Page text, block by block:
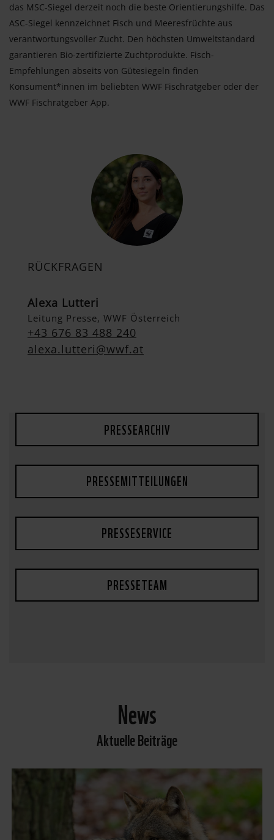
das MSC-Siegel derzeit noch die beste Orientierungshilfe. Das
ASC-Siegel kennzeichnet Fisch und Meeresfrüchte aus
verantwortungsvoller Zucht. Den höchsten Umweltstandard
garantieren Bio-zertifizierte Zuchtprodukte. Fisch-
Empfehlungen abseits von Gütesiegeln finden
Konsument*innen im beliebten WWF Fischratgeber oder der
WWF Fischratgeber App.
RÜCKFRAGEN
Alexa Lutteri
Leitung Presse, WWF Österreich
+43 676 83 488 240
alexa.lutteri@wwf.at
PRESSEARCHIV
PRESSEMITTEILUNGEN
PRESSESERVICE
PRESSETEAM
News
Aktuelle Beiträge